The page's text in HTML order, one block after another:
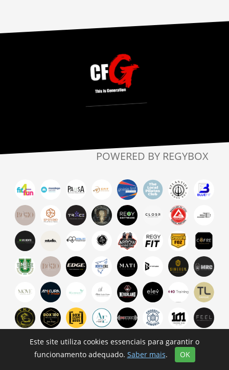
POWERED BY REGYBOX
Este site utiliza cookies essenciais para garantir o
funcionamento adequado. Saber mais. OK